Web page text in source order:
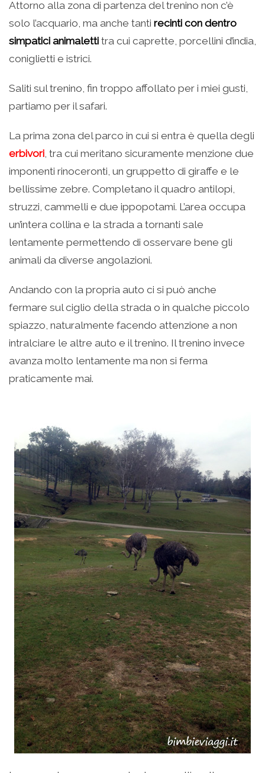
Attorno alla zona di partenza del trenino non c’è
solo l’acquario, ma anche tanti recinti con dentro
simpatici animaletti tra cui caprette, porcellini d’india,
coniglietti e istrici.
Saliti sul trenino, fin troppo affollato per i miei gusti,
partiamo per il safari.
La prima zona del parco in cui si entra è quella degli
erbivori , tra cui meritano sicuramente menzione due
imponenti rinoceronti, un gruppetto di giraffe e le
bellissime zebre. Completano il quadro antilopi,
struzzi, cammelli e due ippopotami. L’area occupa
un’intera collina e la strada a tornanti sale
lentamente permettendo di osservare bene gli
animali da diverse angolazioni.
Andando con la propria auto ci si può anche
fermare sul ciglio della strada o in qualche piccolo
spiazzo, naturalmente facendo attenzione a non
intralciare le altre auto e il trenino. Il trenino invece
avanza molto lentamente ma non si ferma
praticamente mai.